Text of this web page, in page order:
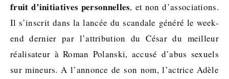
fruit d’initiatives personnelles, et non d’associations.
Il s’inscrit dans la lancée du scandale généré le week-
end dernier par l’attribution du César du meilleur
réalisateur à Roman Polanski, accusé d’abus sexuels
sur mineurs. A l’annonce de son nom, l’actrice Adèle